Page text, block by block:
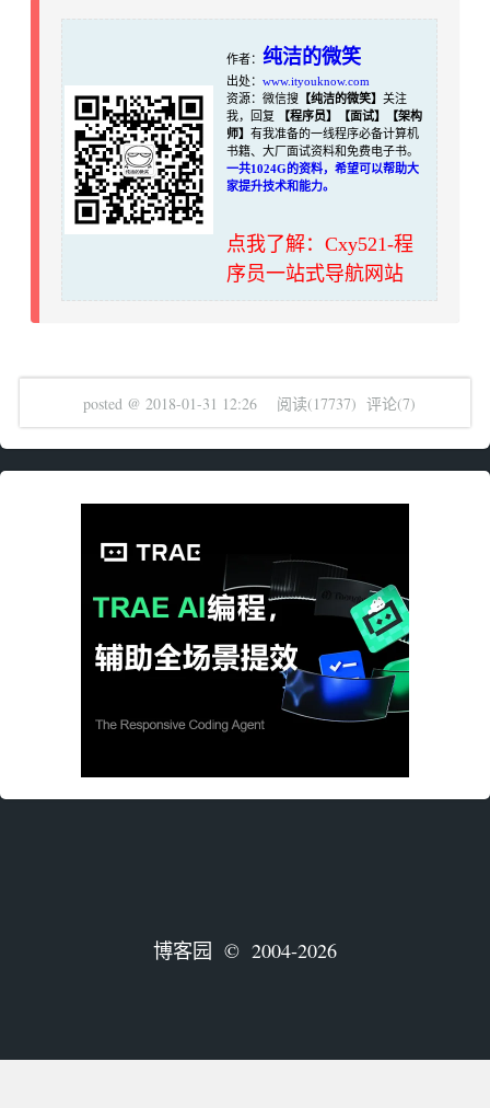
作者： 纯洁的微笑
出处： www.ityouknow.com
资源：微信搜 【纯洁的微笑】 关注
我，回复
【程序员】【面试】【架构
师】 有我准备的一线程序必备计算机
书籍、大厂面试资料和免费电子书。
一共1024G的资料，希望可以帮助大
家提升技术和能力。
点我了解：Cxy521-程
序员一站式导航网站
posted @ 2018-01-31 12:26 阅读(17737) 评论(7)
博客园 © 2004-2026